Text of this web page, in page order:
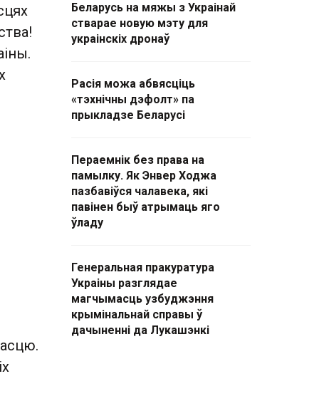
Беларусь на мяжы з Украінай
стварае новую мэту для
украінскіх дронаў
Расія можа абвясціць
«тэхнічны дэфолт» па
прыкладзе Беларусі
Пераемнік без права на
памылку. Як Энвер Ходжа
пазбавіўся чалавека, які
павінен быў атрымаць яго
ўладу
Генеральная пракуратура
Украіны разглядае
магчымасць узбуджэння
крымінальнай справы ў
дачыненні да Лукашэнкі